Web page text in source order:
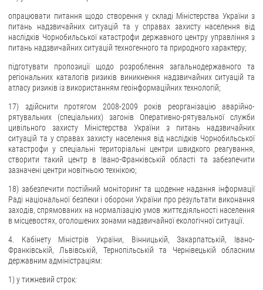
опрацювати питання щодо створення у складі Міністерства України з
питань надзвичайних ситуацій та у справах захисту населення від
наслідків Чорнобильської катастрофи державного центру управління з
питань надзвичайних ситуацій техногенного та природного характеру;
підготувати пропозиції щодо розроблення загальнодержавного та
регіональних каталогів ризиків виникнення надзвичайних ситуацій та
атласу ризиків із використанням геоінформаційних технологій;
17) здійснити протягом 2008-2009 років реорганізацію аварійно-
рятувальних (спеціальних) загонів Оперативно-рятувальної служби
цивільного захисту Міністерства України з питань надзвичайних
ситуацій та у справах захисту населення від наслідків Чорнобильської
катастрофи у спеціальні територіальні центри швидкого реагування,
створити такий центр в Івано-Франківській області та забезпечити
зазначені центри новітньою технікою;
18) забезпечити постійний моніторинг та щоденне надання інформації
Раді національної безпеки і оборони України про результати виконання
заходів, спрямованих на нормалізацію умов життєдіяльності населення
в місцевостях, оголошених зонами надзвичайної екологічної ситуації.
4. Кабінету Міністрів України, Вінницькій, Закарпатській, Івано-
Франківській, Львівській, Тернопільській та Чернівецькій обласним
державним адміністраціям:
1) у тижневий строк: